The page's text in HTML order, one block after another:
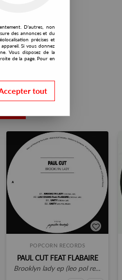
POPCORN RECORDS
PAUL CUT FEAT FLABAIRE
brooklyn lady ep (leo pol remix)
D'autres, non
des annonces et du
précises et
Si vous donnez
Vous disposez de la
de la page. Pour en
tout